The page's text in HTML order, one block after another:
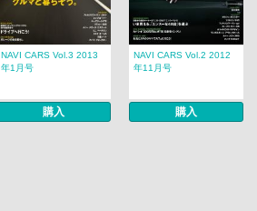
NAVI CARS Vol.3 2013
年1月号
購入
NAVI CARS Vol.2 2012
年11月号
購入